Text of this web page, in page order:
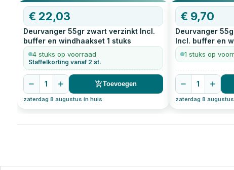
€ 22,03
Deurvanger 55gr zwart verzinkt Incl.
buffer en windhaakset 1 stuks
4 stuks op voorraad
Staffelkorting vanaf 2 st.
1 Toevoegen
zaterdag 8 augustus in huis
€ 9,70
Deurvanger
Incl. buffer en
1 stuks op
1
zaterdag 8